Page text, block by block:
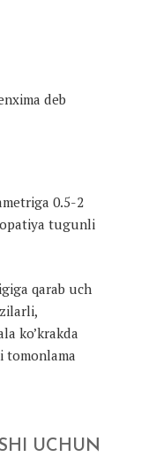
deb
0.5-2
tugunli
qarab uch
ko’krakda
tomonlama
UCHUN